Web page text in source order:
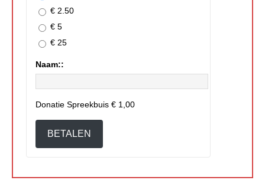
€ 2.50
€ 5
€ 25
Naam::
Donatie Spreekbuis € 1,00
BETALEN